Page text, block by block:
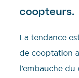
coopteurs.
La tendance
de cooptation
l’embauche